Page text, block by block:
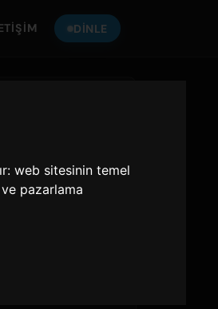
web sitesinin temel
pazarlama
DINLE
Japan